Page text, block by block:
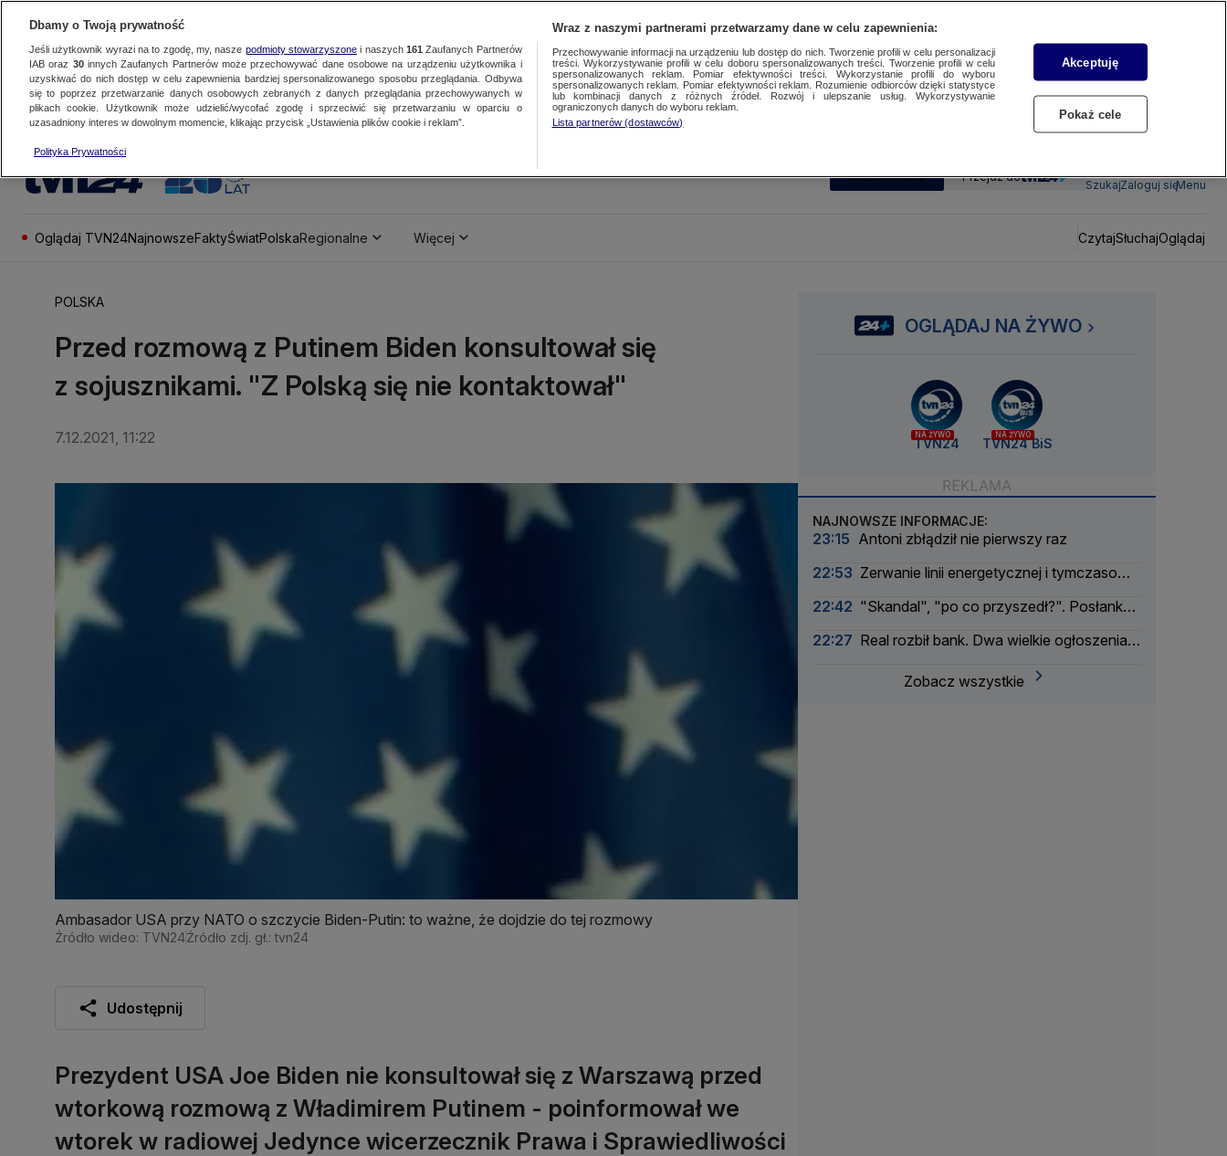
SUBSKRYBUJ Przejdź do
SzukajZaloguj sięMenu
Oglądaj TVN24NajnowszeFaktyŚwiatPolskaRegionalne Więcej CzytajSłuchajOglądaj
POLSKA
Przed rozmową z Putinem Biden konsultował się
z sojusznikami. "Z Polską się nie kontaktował"
7.12.2021, 11:22
Ambasador USA przy NATO o szczycie Biden-Putin: to ważne, że dojdzie do tej rozmowy
Źródło wideo: TVN24Źródło zdj. gł.: tvn24
Udostępnij
Prezydent USA Joe Biden nie konsultował się z Warszawą przed
wtorkową rozmową z Władimirem Putinem - poinformował we
wtorek w radiowej Jedynce wicerzecznik Prawa i Sprawiedliwości
OGLĄDAJ NA ŻYWO
NA ŻYWO
TVN24
NA ŻYWO
TVN24 BiS
NAJNOWSZE INFORMACJE:
23:15 Antoni zbłądził nie pierwszy raz
22:53 Zerwanie linii energetycznej i tymczasowa
Wojskowa
22:42 "Skandal", "po co przyszedł?". Posłanka
22:27 Real rozbił bank. Dwa wielkie ogłoszenia
Zobacz wszystkie
Dbamy o Twoją prywatność
Jeśli użytkownik wyrazi na to zgodę, my, nasze podmioty stowarzyszonei naszych 161 Zaufanych Partnerów
IAB oraz 30innych Zaufanych Partnerów może przechowywać dane osobowe na urządzeniu użytkownika i
uzyskiwać do nich dostęp w celu zapewnienia bardziej spersonalizowanego sposobu przeglądania. Odbywa
się to poprzez przetwarzanie danych osobowych zebranych z danych przeglądania przechowywanych w
plikach cookie. Użytkownik może udzielić/wycofać zgodę i sprzeciwić się przetwarzaniu w oparciu o
uzasadniony interes w dowolnym momencie, klikając przycisk „Ustawienia plików cookie i reklam”.
Polityka Prywatności
Wraz z naszymi partnerami przetwarzamy dane w celu zapewnienia:
Przechowywanie informacji na urządzeniu lub dostęp do nich. Tworzenie profili w celu personalizacji
treści. Wykorzystywanie profili w celu doboru spersonalizowanych treści. Tworzenie profili w celu
spersonalizowanych reklam. Pomiar efektywności treści. Wykorzystanie profili do wyboru
spersonalizowanych reklam. Pomiar efektywności reklam. Rozumienie odbiorców dzięki statystyce
lub kombinacji danych z różnych źródeł. Rozwój i ulepszanie usług. Wykorzystywanie
ograniczonych danych do wyboru reklam.
Lista partnerów (dostawców)
Akceptuję
Pokaż cele